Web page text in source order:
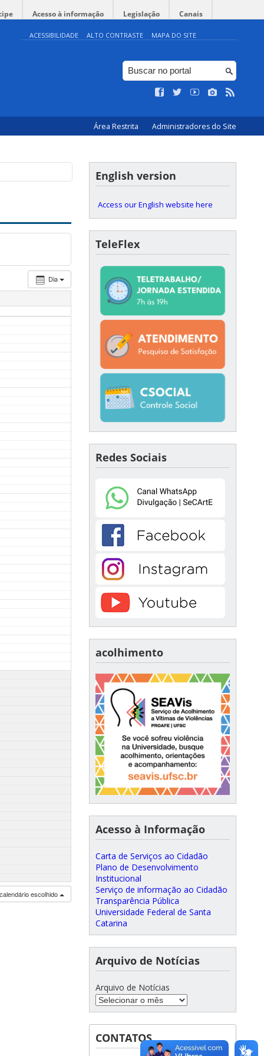
Acesso à informação Legislação Canais
ACESSIBILIDADE ALTO CONTRASTE MAPA DO SITE
Área Restrita Administradores do Site
Dia
escolhido
English version
Access our English website here
TeleFlex
Redes Sociais
acolhimento
Acesso à Informação
Carta de Serviços ao Cidadão
Plano de Desenvolvimento
Institucional
Serviço de informação ao Cidadão
Transparência Pública
Universidade Federal de Santa
Catarina
Arquivo de Notícias
Arquivo de Notícias
CONTATOS